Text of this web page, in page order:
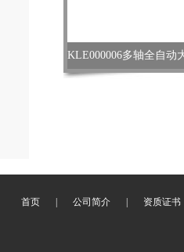
首页 公司简介 资质证书